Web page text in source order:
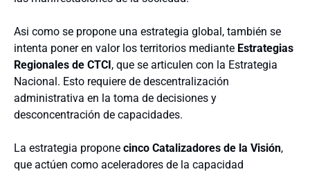
Asi como se propone una estrategia global, también se
intenta poner en valor los territorios mediante Estrategias
Regionales de CTCI, que se articulen con la Estrategia
Nacional. Esto requiere de descentralización
administrativa en la toma de decisiones y
desconcentración de capacidades.
La estrategia propone cinco Catalizadores de la Visión,
que actúen como aceleradores de la capacidad